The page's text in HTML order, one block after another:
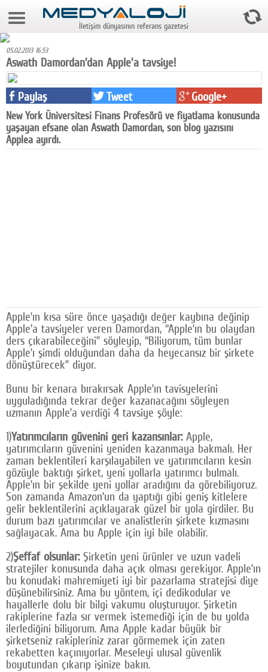
8 Ağustos 2026 14:46:21
Foto Galeri
Gazeteler
Medya
Diziler
Karikatür
Youtube
Polemik
Reklam
Yazarlar
Künye
SOSYAL MEDYA
Facebook
Twitter
Google Plus
© 2026 TÜM HAKLARI SAKLIDIR
İletişim dünyasının referans gazetesi
05.02.2013 16:53
Aswath Damordan'dan Apple'a tavsiye!
Paylaş Tweet Google+
New York Üniversitesi Finans Profesörü ve fiyatlama konusunda
yaşayan efsane olan Aswath Damordan, son blog yazısını
Applea ayırdı.
Apple’ın kısa süre önce yaşadığı değer kaybına değinip
Apple’a tavsiyeler veren Damordan, “Apple’ın bu olaydan
ders çıkarabileceğini” söyleyip, “Biliyorum, tüm bunlar
Apple’ı şimdi olduğundan daha da heyecansız bir şirkete
dönüştürecek” diyor.
Bunu bir kenara bırakırsak Apple’ın tavisyelerini
uyguladığında tekrar değer kazanacağını söyleyen
uzmanın Apple’a verdiği 4 tavsiye şöyle:
1)Yatırımcıların güvenini geri kazansınlar:Apple,
yatırımcıların güvenini yeniden kazanmaya bakmalı. Her
zaman beklentileri karşılayabilen ve yatırımcıların kesin
gözüyle baktığı şirket, yeni yollarla yatırımcı bulmalı.
Apple’ın bir şekilde yeni yollar aradığını da görebiliyoruz.
Son zamanda Amazon’un da yaptığı gibi geniş kitlelere
gelir beklentilerini açıklayarak güzel bir yola girdiler. Bu
durum bazı yatırımcılar ve analistlerin şirkete kızmasını
sağlayacak. Ama bu Apple için iyi bile olabilir.
2)Şeffaf olsunlar:Şirketin yeni ürünler ve uzun vadeli
stratejiler konusunda daha açık olması gerekiyor. Apple’ın
bu konudaki mahremiyeti iyi bir pazarlama stratejisi diye
düşünebilirsiniz. Ama bu yöntem, içi dedikodular ve
hayallerle dolu bir bilgi vakumu oluşturuyor. Şirketin
rakiplerine fazla sır vermek istemediği için de bu yolda
ilerlediğini biliyorum. Ama Apple kadar büyük bir
şirketseniz rakipleriniz zarar görmemek için zaten
rekabetten kaçınıyorlar. Meseleyi ulusal güvenlik
boyutundan çıkarıp işinize bakın.